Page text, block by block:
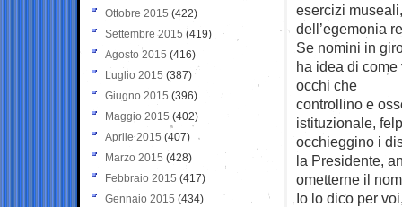
esercizi
dell’egemonia
Se nomini in
ha idea di
occhi che
controllino e
istituzionale,
occhieggino i
la Presidente,
ometterne il
Io lo dico per
Ottobre 2015 (422)
Settembre 2015 (419)
Agosto 2015 (416)
Luglio 2015 (387)
Giugno 2015 (396)
Maggio 2015 (402)
Aprile 2015 (407)
Marzo 2015 (428)
Febbraio 2015 (417)
Gennaio 2015 (434)